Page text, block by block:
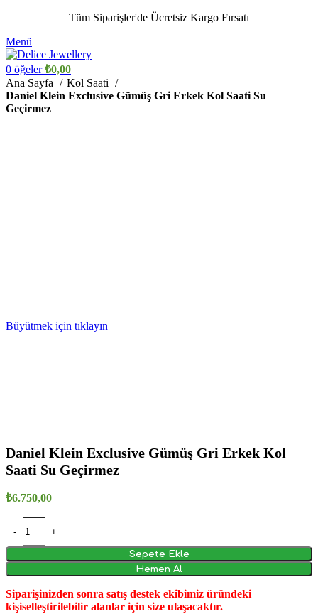
Tüm Siparişler'de Ücretsiz Kargo Fırsatı
Menü
0 öğeler ₺0,00
Ana Sayfa
Kol Saati
Daniel Klein Exclusive Gümüş Gri Erkek Kol Saati Su
Geçirmez
Büyütmek için tıklayın
Daniel Klein Exclusive Gümüş Gri Erkek Kol
Saati Su Geçirmez
₺6.750,00
Sepete Ekle
Hemen Al
Siparişinizden sonra satış destek ekibimiz üründeki
kişiselleştirilebilir alanlar için size ulaşacaktır.